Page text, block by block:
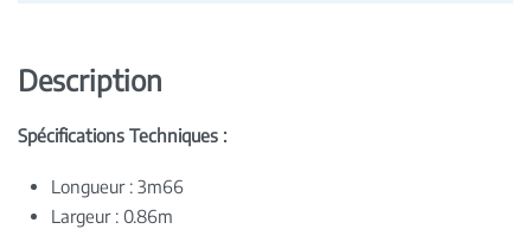
Description
Spécifications Techniques :
Longueur : 3m66
Largeur : 0.86m